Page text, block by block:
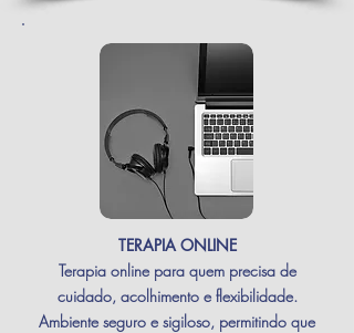
TERAPIA ONLINE
Terapia online para quem precisa de
cuidado, acolhimento e flexibilidade.
Ambiente seguro e sigiloso, permitindo que